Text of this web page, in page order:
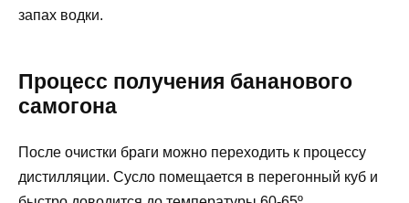
запах водки.
Процесс получения бананового
самогона
После очистки браги можно переходить к процессу
дистилляции. Сусло помещается в перегонный куб и